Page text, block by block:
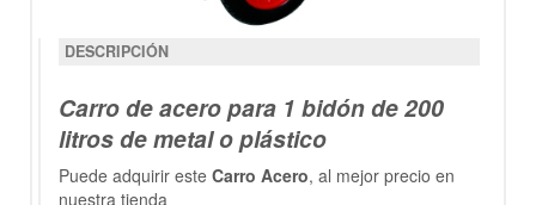
DESCRIPCIÓN
Carro de acero para 1 bidón de 200
litros de metal o plástico
Puede adquirir este Carro Acero, al mejor precio en
nuestra tienda